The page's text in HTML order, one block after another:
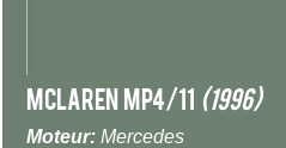
McLaren MP4/11 (1996)
Moteur: Mercedes